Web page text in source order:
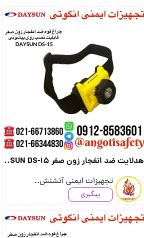
هدلایت ضد انفجار زون صفر DAYSUN DS-15 (ساخت تایوان) (جهت دریافت قیمت تماس بگیرید) (..
تجهیزات ایمنی آتشنش..
پیگیری